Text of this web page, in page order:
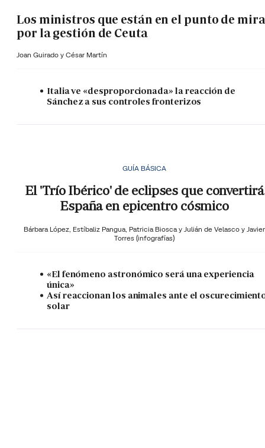
Los ministros que están en el punto de mira
por la gestión de Ceuta
Joan Guirado y César Martín
Italia ve «desproporcionada» la reacción de
Sánchez a sus controles fronterizos
GUÍA BÁSICA
El 'Trío Ibérico' de eclipses que convertirá
España en epicentro cósmico
Bárbara López, Estíbaliz Pangua, Patricia Biosca y Julián de Velasco y Javier
Torres (infografías)
«El fenómeno astronómico será una experiencia
única»
Así reaccionan los animales ante el
solar